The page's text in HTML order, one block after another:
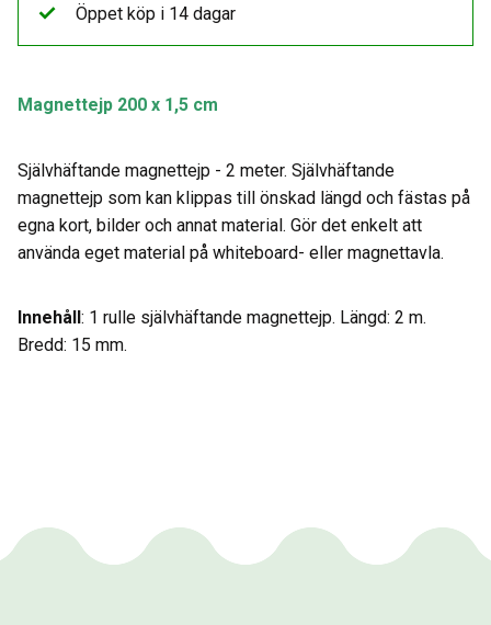
Magnettejp 200 x 1,5 cm
Självhäftande magnettejp - 2 meter. Självhäftande
magnettejp som kan klippas till önskad längd och fästas på
egna kort, bilder och annat material. Gör det enkelt att
använda eget material på whiteboard- eller magnettavla.
Innehåll : 1 rulle självhäftande magnettejp. Längd: 2 m.
Bredd: 15 mm.
Öppet köp i 14 dagar